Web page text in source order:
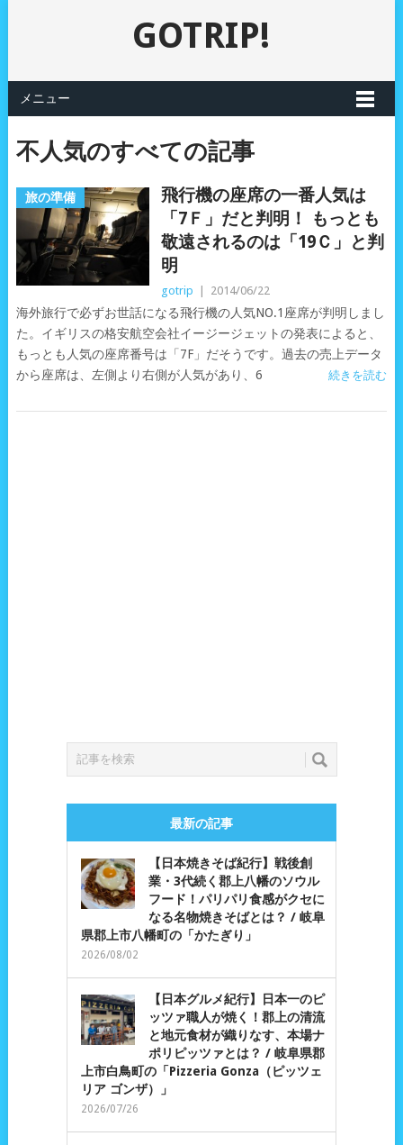
GOTRIP!
メニュー
不人気のすべての記事
旅の準備
飛行機の座席の一番人気は
「7Ｆ」だと判明！ もっとも
敬遠されるのは「19Ｃ」と判
明
gotrip 2014/06/22
海外旅行で必ずお世話になる飛行機の人気NO.1座席が判明しまし
た。イギリスの格安航空会社イージージェットの発表によると、
もっとも人気の座席番号は「7F」だそうです。過去の売上データ
から座席は、左側より右側が人気があり、6
続きを読む
最新の記事
【日本焼きそば紀行】戦後創
業・3代続く郡上八幡のソウル
フード！パリパリ食感がクセに
なる名物焼きそばとは？ / 岐阜
県郡上市八幡町の「かたぎり」
2026/08/02
【日本グルメ紀行】日本一のピ
ッツァ職人が焼く！郡上の清流
と地元食材が織りなす、本場ナ
ポリピッツァとは？ / 岐阜県郡
上市白鳥町の「Pizzeria Gonza（ピッツェ
リア ゴンザ）」
2026/07/26